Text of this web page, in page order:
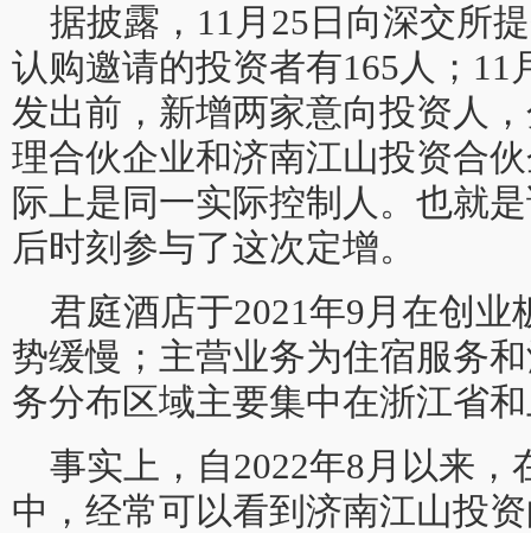
据披露，11月25日向深交所
认购邀请的投资者有165人；11
发出前，新增两家意向投资人
理合伙企业和济南江山投资合
际上是同一实际控制人。也就
后时刻参与了这次定增。
君庭酒店于2021年9月在创
势缓慢；主营业务为住宿服务
务分布区域主要集中在浙江省
事实上，自2022年8月以来
中，经常可以看到济南江山投